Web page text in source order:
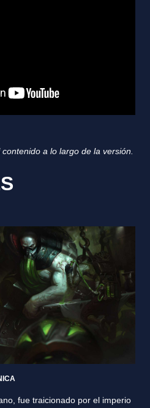
a lo largo de la versión.
fue traicionado por el imperio